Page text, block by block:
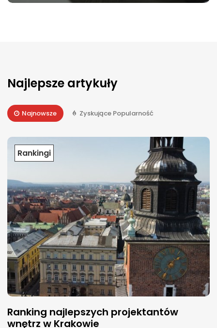
Najlepsze artykuły
Najnowsze Zyskujące Popularność
Rankingi
Ranking najlepszych projektantów
wnętrz w Krakowie